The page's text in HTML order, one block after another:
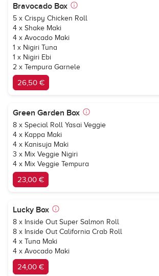
Bravocado Box
5 x Crispy Chicken Roll
4 x Shake Maki
4 x Avocado Maki
1 x Nigiri Tuna
1 x Nigiri Ebi
2 x Tempura Garnele
26,50 €
Green Garden Box
8 x Special Roll Yasai Veggie
4 x Kappa Maki
4 x Kanisuja Maki
3 x Mix Veggie Nigiri
4 x Mix Veggie Tempura
23,00 €
Lucky Box
8 x Inside Out Super Salmon Roll
8 x Inside Out California Crab Roll
4 x Tuna Maki
4 x Avocado Maki
24,00 €